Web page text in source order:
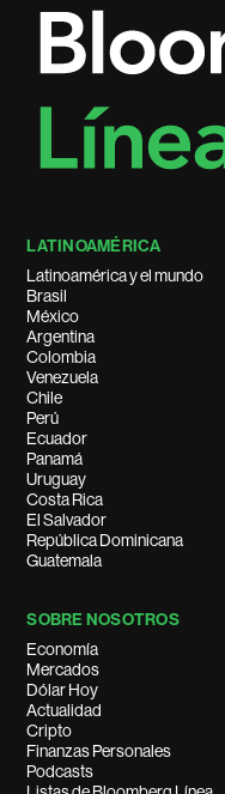
LATINOAMÉRICA
Latinoamérica y el mundo
Brasil
México
Argentina
Colombia
Venezuela
Chile
Perú
Ecuador
Panamá
Uruguay
Costa Rica
El Salvador
República Dominicana
Guatemala
SOBRE NOSOTROS
Economía
Mercados
Dólar Hoy
Actualidad
Cripto
Finanzas Personales
Podcasts